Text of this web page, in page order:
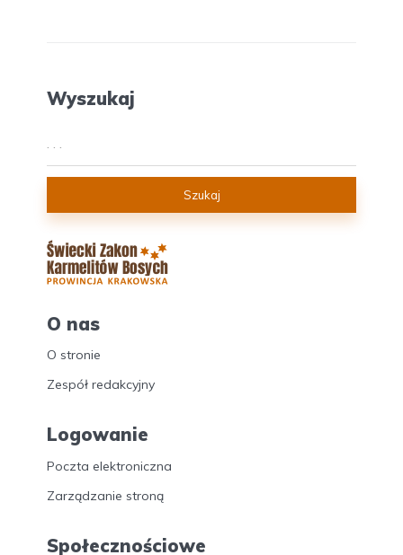
Wyszukaj
Szukaj
O nas
O stronie
Zespół redakcyjny
Logowanie
Poczta elektroniczna
Zarządzanie stroną
Społecznościowe